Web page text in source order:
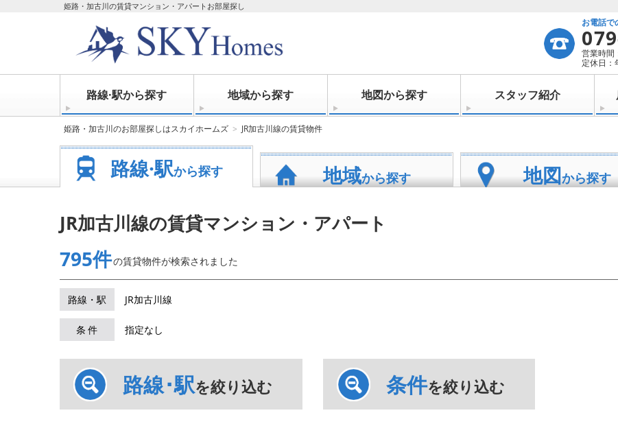
姫路・加古川の賃貸マンション・アパートお部屋探し
お電話で
営業時間
定休日：
路線·駅から探す 地域から探す 地図から探す スタッフ紹介
姫路・加古川のお部屋探しはスカイホームズ JR加古川線の賃貸物件
路線·駅から探す 地域から探す 地図から探す
JR加古川線の賃貸マンション・アパート
795件の賃貸物件が検索されました
路線・駅 JR加古川線
条 件 指定なし
路線･駅を絞り込む 条件を絞り込む